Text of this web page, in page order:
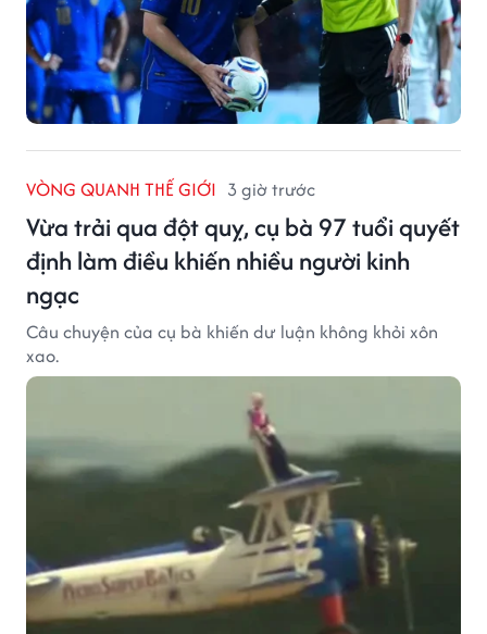
VÒNG QUANH THẾ GIỚI 3 giờ trước
Vừa trải qua đột quỵ, cụ bà 97 tuổi quyết
định làm điều khiến nhiều người kinh
ngạc
Câu chuyện của cụ bà khiến dư luận không khỏi xôn
xao.